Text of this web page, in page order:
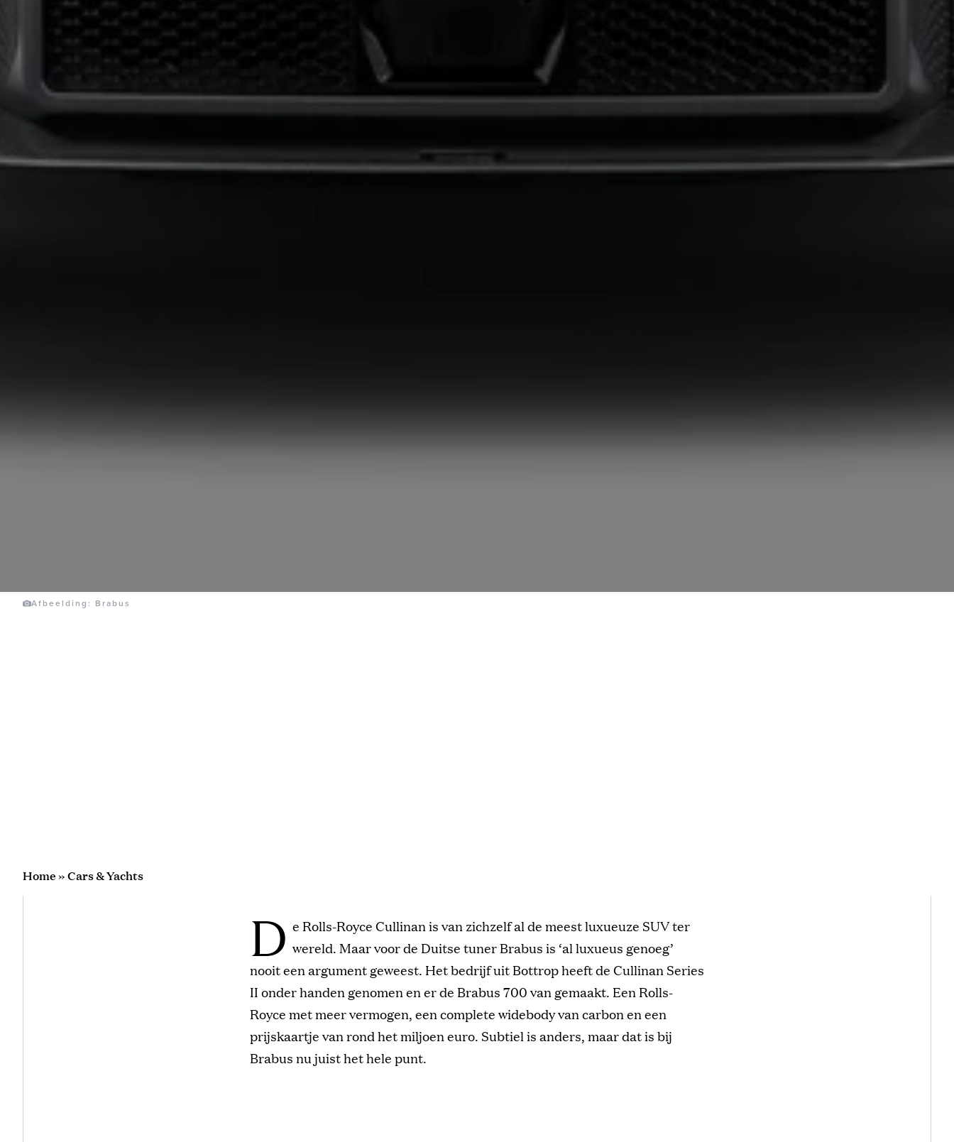
Afbeelding: Brabus
Home»Cars & Yachts
D e Rolls-Royce Cullinan is van zichzelf al de meest luxueuze SUV ter
wereld. Maar voor de Duitse tuner Brabus is ‘al luxueus genoeg’
nooit een argument geweest. Het bedrijf uit Bottrop heeft de Cullinan Series
II onder handen genomen en er de Brabus 700 van gemaakt. Een Rolls-
Royce met meer vermogen, een complete widebody van carbon en een
prijskaartje van rond het miljoen euro. Subtiel is anders, maar dat is bij
Brabus nu juist het hele punt.